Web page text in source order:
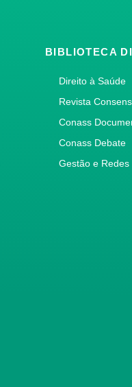
BIBLIOTECA
Direito à Saúde
Revista
Conass
Conass Debate
Gestão e Redes